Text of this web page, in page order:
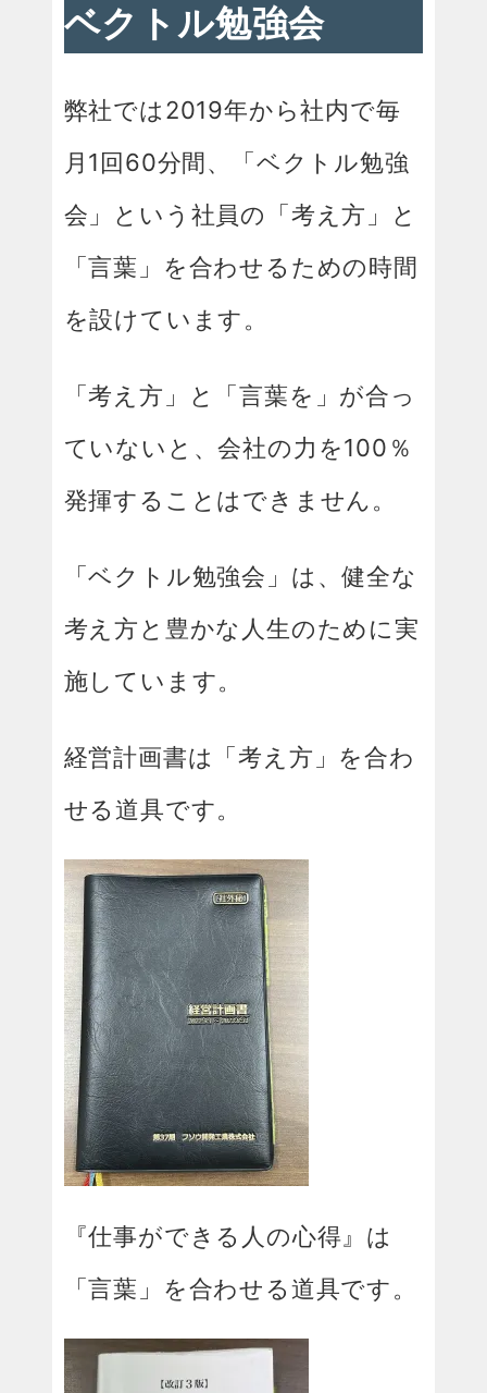
ベクトル勉強会
弊社では2019年から社内で毎
月1回60分間、「ベクトル勉強
会」という社員の「考え方」と
「言葉」を合わせるための時間
を設けています。
「考え方」と「言葉を」が合っ
ていないと、会社の力を100％
発揮することはできません。
「ベクトル勉強会」は、健全な
考え方と豊かな人生のために実
施しています。
経営計画書は「考え方」を合わ
せる道具です。
『仕事ができる人の心得』は
「言葉」を合わせる道具です。